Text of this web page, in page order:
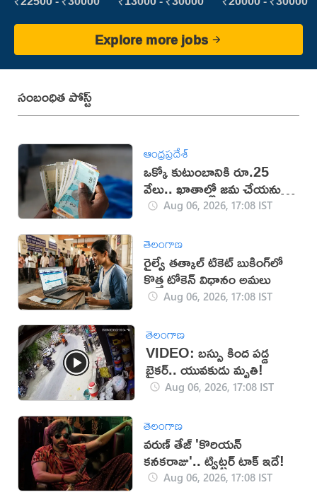
Explore more jobs
సంబంధిత పోస్ట్
ఆంధ్రప్రదేశ్
ఒక్కో కుటుంబానికి రూ.25
వేలు.. ఖాతాల్లో జ‌మ చేయ‌నున్న
ప్ర‌భుత్వం..!
Aug 06, 2026, 17:08 IST
తెలంగాణ
రైల్వే తత్కాల్ టికెట్ బుకింగ్‌లో
కొత్త టోకెన్ విధానం అమలు
Aug 06, 2026, 17:08 IST
తెలంగాణ
VIDEO: బస్సు కింద పడ్డ
బైకర్.. యువకుడు మృతి!
Aug 06, 2026, 17:08 IST
తెలంగాణ
వరుణ్ తేజ్ 'కొరియన్
కనకరాజు'.. ట్విట్టర్ టాక్ ఇదే!
Aug 06, 2026, 17:08 IST